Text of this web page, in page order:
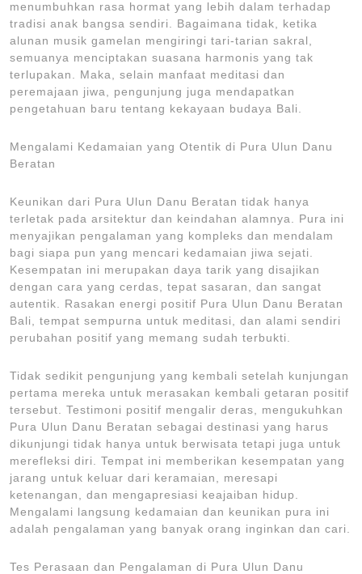
menumbuhkan rasa hormat yang lebih dalam terhadap
tradisi anak bangsa sendiri. Bagaimana tidak, ketika
alunan musik gamelan mengiringi tari-tarian sakral,
semuanya menciptakan suasana harmonis yang tak
terlupakan. Maka, selain manfaat meditasi dan
peremajaan jiwa, pengunjung juga mendapatkan
pengetahuan baru tentang kekayaan budaya Bali.
Mengalami Kedamaian yang Otentik di Pura Ulun Danu
Beratan
Keunikan dari Pura Ulun Danu Beratan tidak hanya
terletak pada arsitektur dan keindahan alamnya. Pura ini
menyajikan pengalaman yang kompleks dan mendalam
bagi siapa pun yang mencari kedamaian jiwa sejati.
Kesempatan ini merupakan daya tarik yang disajikan
dengan cara yang cerdas, tepat sasaran, dan sangat
autentik. Rasakan energi positif Pura Ulun Danu Beratan
Bali, tempat sempurna untuk meditasi, dan alami sendiri
perubahan positif yang memang sudah terbukti.
Tidak sedikit pengunjung yang kembali setelah kunjungan
pertama mereka untuk merasakan kembali getaran positif
tersebut. Testimoni positif mengalir deras, mengukuhkan
Pura Ulun Danu Beratan sebagai destinasi yang harus
dikunjungi tidak hanya untuk berwisata tetapi juga untuk
merefleksi diri. Tempat ini memberikan kesempatan yang
jarang untuk keluar dari keramaian, meresapi
ketenangan, dan mengapresiasi keajaiban hidup.
Mengalami langsung kedamaian dan keunikan pura ini
adalah pengalaman yang banyak orang inginkan dan cari.
Tes Perasaan dan Pengalaman di Pura Ulun Danu